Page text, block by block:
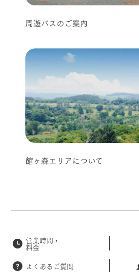
周遊バスのご案内
館ヶ森エリアについて
営業時間・
料金
よくあるご質問